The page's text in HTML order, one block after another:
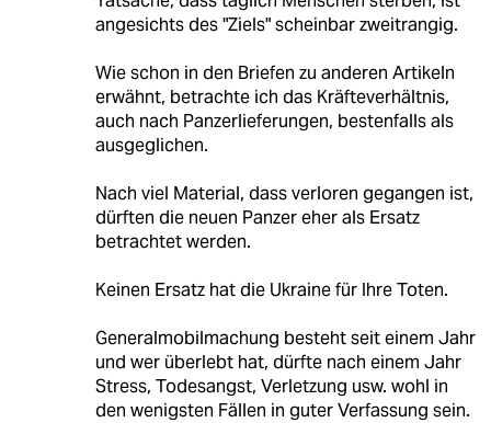
angesichts des "Ziels" scheinbar zweitrangig.
Wie schon in den Briefen zu anderen Artikeln
erwähnt, betrachte ich das Kräfteverhältnis,
auch nach Panzerlieferungen, bestenfalls als
ausgeglichen.
Nach viel Material, dass verloren gegangen ist,
dürften die neuen Panzer eher als Ersatz
betrachtet werden.
Keinen Ersatz hat die Ukraine für Ihre Toten.
Generalmobilmachung besteht seit einem Jahr
und wer überlebt hat, dürfte nach einem Jahr
Stress, Todesangst, Verletzung usw. wohl in
den wenigsten Fällen in guter Verfassung sein.